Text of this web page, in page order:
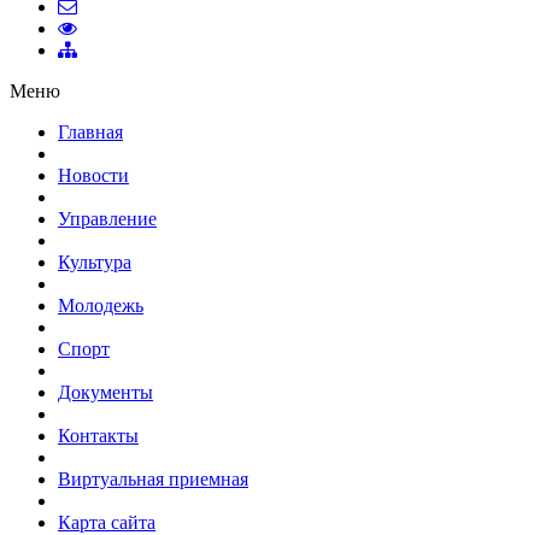
Меню
Главная
Новости
Управление
Культура
Молодежь
Спорт
Документы
Контакты
Виртуальная приемная
Карта сайта